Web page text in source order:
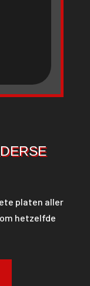
platen aller
hetzelfde